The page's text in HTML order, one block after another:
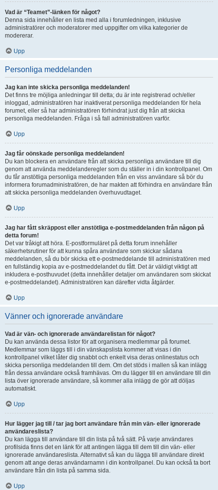
Vad är “Teamet”-länken för något?
Denna sida innehåller en lista med alla i forumledningen, inklusive
administratörer och moderatorer med uppgifter om vilka kategorier de
modererar.
Upp
Personliga meddelanden
Jag kan inte skicka personliga meddelanden!
Det finns tre möjliga anledningar till detta; du är inte registrerad och/eller
inloggad, administratören har inaktiverat personliga meddelanden för hela
forumet, eller så har administratören förhindrat just dig från att skicka
personliga meddelanden. Fråga i så fall administratören varför.
Upp
Jag får oönskade personliga meddelanden!
Du kan blockera en användare från att skicka personliga användare till dig
genom att använda meddelanderegler som du ställer in i din kontrollpanel. Om
du får anstötliga personliga meddelanden från en viss användare så bör du
informera forumadministratören, de har makten att förhindra en användare från
att skicka personliga meddelanden överhuvudtaget.
Upp
Jag har fått skräppost eller anstötliga e-postmeddelanden från någon på
detta forum!
Det var tråkigt att höra. E-postformuläret på detta forum innehåller
säkerhetsrutiner för att kunna spåra användare som skickar sådana
meddelanden, så du bör skicka ett e-postmeddelande till administratören med
en fullständig kopia av e-postmeddelandet du fått. Det är väldigt viktigt att
inkludera e-posthuvudet (detta innehåller detaljer om användaren som skickat
e-postmeddelandet). Administratören kan därefter vidta åtgärder.
Upp
Vänner och ignorerade användare
Vad är vän- och ignorerade användarelistan för något?
Du kan använda dessa listor för att organisera medlemmar på forumet.
Medlemmar som läggs till i din vänskapslista kommer att visas i din
kontrollpanel vilket låter dig snabbt och enkelt visa deras onlinestatus och
skicka personliga meddelanden till dem. Om det stöds i mallen så kan inlägg
från dessa användare också framhävas. Om du lägger till en användare till din
lista över ignorerade användare, så kommer alla inlägg de gör att döljas
automatiskt.
Upp
Hur lägger jag till / tar jag bort användare från min vän- eller ignorerade
användareslista?
Du kan lägga till användare till din lista på två sätt. På varje användares
profilsida finns det en länk för att antingen lägga till dem till din vän- eller
ignorerade användareslista. Alternativt så kan du lägga till användare direkt
genom att ange deras användarnamn i din kontrollpanel. Du kan också ta bort
användare från din lista på samma sida.
Upp